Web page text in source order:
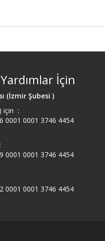
İçin
(İzmir Şubesi )
için :
0001 0001 3746 4454
0001 0001 3746 4454
0001 0001 3746 4454